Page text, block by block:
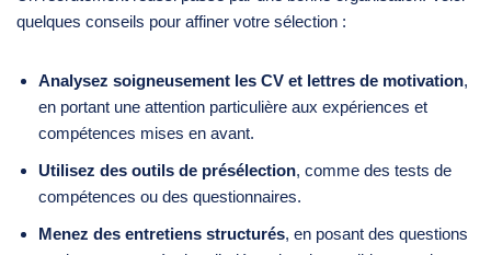
quelques conseils pour affiner votre sélection :
Analysez soigneusement les CV et lettres de motivation,
en portant une attention particulière aux expériences et
compétences mises en avant.
Utilisez des outils de présélection, comme des tests de
compétences ou des questionnaires.
Menez des entretiens structurés, en posant des questions